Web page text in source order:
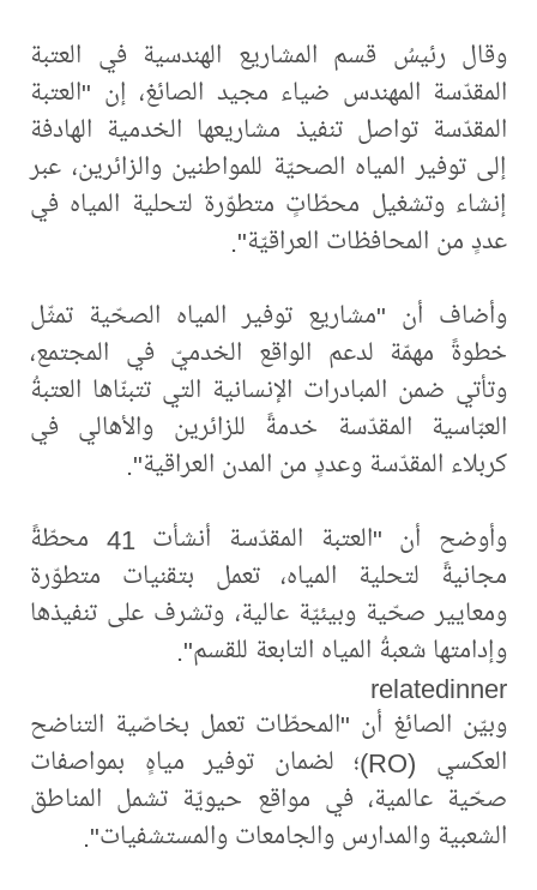
وقال رئيسُ قسم المشاريع الهندسية في العتبة
المقدّسة المهندس ضياء مجيد الصائغ، إن "العتبة
المقدّسة تواصل تنفيذ مشاريعها الخدمية الهادفة
إلى توفير المياه الصحيّة للمواطنين والزائرين، عبر
إنشاء وتشغيل محطّاتٍ متطوّرة لتحلية المياه في
عددٍ من المحافظات العراقيّة".
وأضاف أن "مشاريع توفير المياه الصحّية تمثّل
خطوةً مهمّة لدعم الواقع الخدميّ في المجتمع،
وتأتي ضمن المبادرات الإنسانية التي تتبنّاها العتبةُ
العبّاسية المقدّسة خدمةً للزائرين والأهالي في
كربلاء المقدّسة وعددٍ من المدن العراقية".
وأوضح أن "العتبة المقدّسة أنشأت 41 محطّةً
مجانيةً لتحلية المياه، تعمل بتقنيات متطوّرة
ومعايير صحّية وبيئيّة عالية، وتشرف على تنفيذها
وإدامتها شعبةُ المياه التابعة للقسم".
relatedinner
وبيّن الصائغ أن "المحطّات تعمل بخاصّية التناضح
العكسي (RO)؛ لضمان توفير مياهٍ بمواصفات
صحّية عالمية، في مواقع حيويّة تشمل المناطق
الشعبية والمدارس والجامعات والمستشفيات".